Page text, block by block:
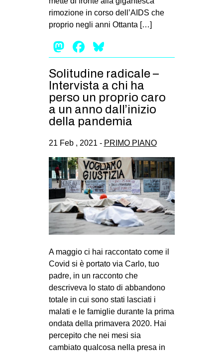
MONDO
in
Fb
tw
bsky
ms
SEARCH
rimozione in corso dell’AIDS che
proprio negli anni Ottanta […]
Mastodon
Facebook
Solitudine radicale –
Intervista a chi ha
perso un proprio caro
a un anno dall’inizio
della pandemia
21 Feb , 2021 - PRIMO PIANO
A maggio ci hai raccontato come il
Covid si è portato via Carlo, tuo
padre, in un racconto che
descriveva lo stato di abbandono
totale in cui sono stati lasciati i
malati e le famiglie durante la prima
ondata della primavera 2020. Hai
percepito che nei mesi sia
cambiato qualcosa nella presa in